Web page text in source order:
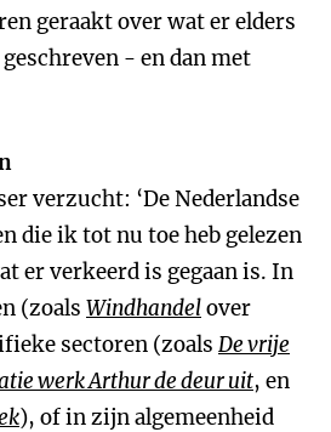
geraakt over wat er elders
- en dan met
verzucht: ‘De Nederlandse
die ik tot nu toe heb gelezen
er verkeerd is gegaan is. In
(zoals Windhandelover
sectoren (zoals De vrije
werk Arthur de deur uit, en
), of in zijn algemeenheid